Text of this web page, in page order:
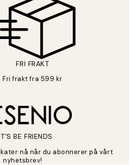
FRI FRAKT
Fri frakt fra 599 kr
BE FRIENDS
nå når du abonnerer på vårt
nyhetsbrev!